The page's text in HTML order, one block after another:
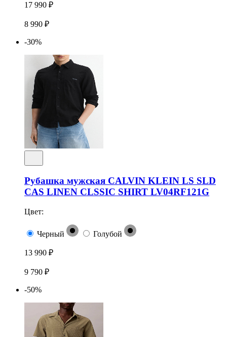
17 990 ₽
8 990 ₽
-30%
Рубашка мужская CALVIN KLEIN LS SLD
CAS LINEN CLSSIC SHIRT LV04RF121G
Цвет:
Черный Голубой
13 990 ₽
9 790 ₽
-50%